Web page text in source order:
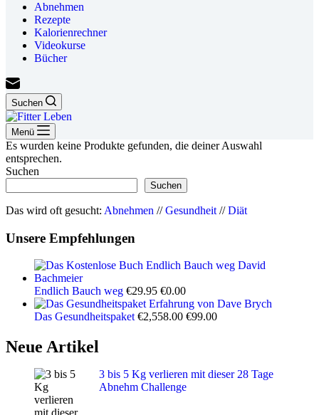
Abnehmen
Rezepte
Kalorienrechner
Videokurse
Bücher
Suchen
Menü
Es wurden keine Produkte gefunden, die deiner Auswahl
entsprechen.
Suchen
Suchen
Das wird oft gesucht: Abnehmen //Gesundheit //Diät
Unsere Empfehlungen
Endlich Bauch weg €29.95 Ursprünglicher
Preis
war:
€0.00Aktueller
Preis
ist:
Das Gesundheitspaket€2,558.00 Ursprünglicher
€99.00Aktueller
Neue Artikel
3 bis 5 Kg verlieren mit dieser 28 Tage
Abnehm Challenge